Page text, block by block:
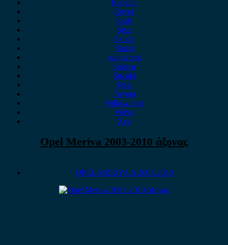
Renault
Rover
Saab
Seat
Skoda
Smart
ssangyong
Subaru
Suzuki
Tesla
Toyota
Volkswagen
Volvo
Xev
Opel Meriva 2003-2010 άξονας
OPEL MERIVA A 2003-2010